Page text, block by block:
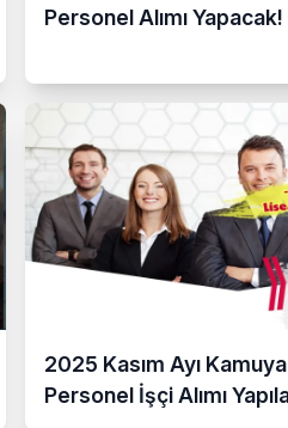
Personel Alımı Yapacak!
2025 Kasım Ayı
Personel İşçi Alımı